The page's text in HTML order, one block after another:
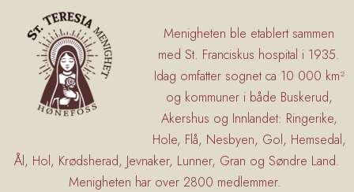
Menigheten ble etablert sammen
med St. Franciskus hospital i 1935.
Idag omfatter sognet ca 10 000 km²
og kommuner i både Buskerud,
Akershus og Innlandet: Ringerike,
Hole, Flå, Nesbyen, Gol, Hemsedal,
Ål, Hol, Krødsherad, Jevnaker, Lunner, Gran og Søndre Land.
Menigheten har over 2800 medlemmer.